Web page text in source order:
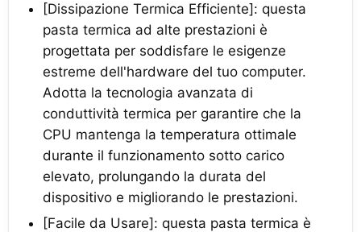
[Dissipazione Termica Efficiente]: questa
pasta termica ad alte prestazioni è
progettata per soddisfare le esigenze
estreme dell'hardware del tuo computer.
Adotta la tecnologia avanzata di
conduttività termica per garantire che la
CPU mantenga la temperatura ottimale
durante il funzionamento sotto carico
elevato, prolungando la durata del
dispositivo e migliorando le prestazioni.
[Facile da Usare]: questa pasta termica è